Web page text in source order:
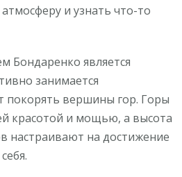
и узнать что-то
Бондаренко является
занимается
покорять вершины гор. Горы
красотой и мощью, а высота
настраивают на достижение